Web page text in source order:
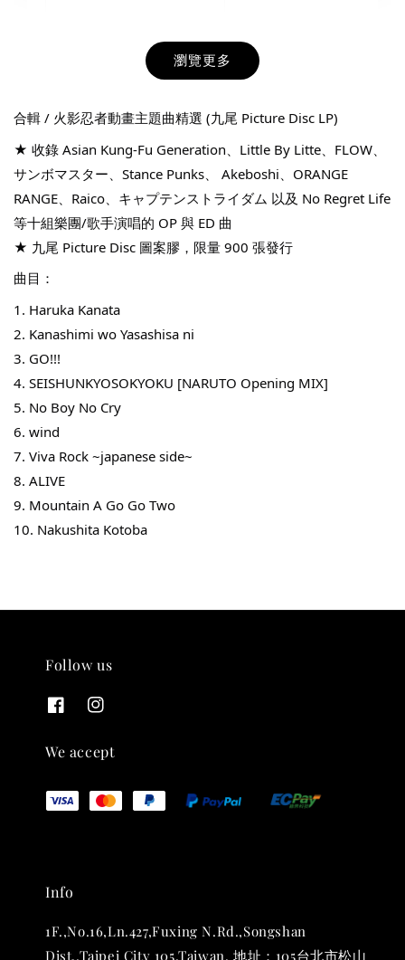
THT 九週年紀念 T-shirt
NT$ 780
NT$ 880
- +
THT 九週年 唱片墊 (2入一組)
NT$ 580
加入購物車
瀏覽更多
合輯 / 火影忍者動畫主題曲精選 (九尾 Picture Disc LP)
★ 收錄 Asian Kung-Fu Generation、Little By Litte、FLOW、
サンボマスター、Stance Punks、 Akeboshi、ORANGE
RANGE、Raico、キャプテンストライダム 以及 No Regret Life
等十組樂團/歌手演唱的 OP 與 ED 曲
★ 九尾 Picture Disc 圖案膠，限量 900 張發行
曲目：
1. Haruka Kanata
2. Kanashimi wo Yasashisa ni
3. GO!!!
4. SEISHUNKYOSOKYOKU [NARUTO Opening MIX]
5. No Boy No Cry
6. wind
7. Viva Rock ~japanese side~
8. ALIVE
9. Mountain A Go Go Two
10. Nakushita Kotoba
Follow us
We accept
Info
1F.,No.16,Ln.427,Fuxing N.Rd.,Songshan
Dist.,Taipei City 105,Taiwan. 地址：105台北市松山